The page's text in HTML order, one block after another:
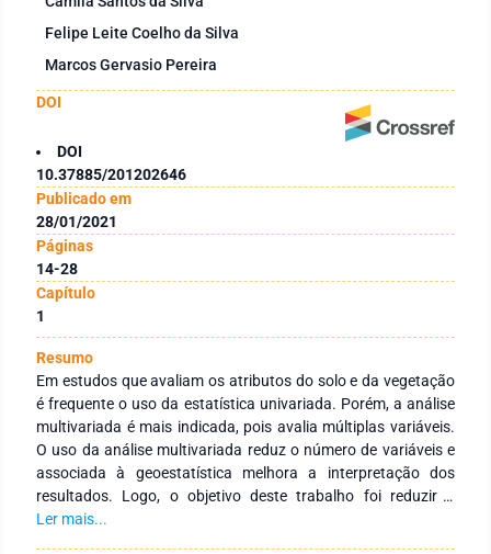
Felipe Leite Coelho da Silva
Marcos Gervasio Pereira
DOI
DOI
10.37885/201202646
Publicado em
28/01/2021
Páginas
14-28
Capítulo
1
Resumo
Em estudos que avaliam os atributos do solo e da vegetação
é frequente o uso da estatística univariada. Porém, a análise
multivariada é mais indicada, pois avalia múltiplas variáveis.
O uso da análise multivariada reduz o número de variáveis e
associada à geoestatística melhora a interpretação dos
resultados. Logo, o objetivo deste trabalho foi reduzir o
número de atributos do solo e da vegetação analisados e
Ler mais...